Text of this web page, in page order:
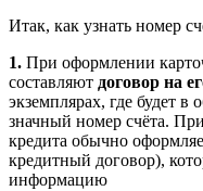
Итак, как узнать номер
1. При оформлении
составляют договор на
экземплярах, где будет в
значный номер счёта.
кредита обычно
кредитный договор),
информацию